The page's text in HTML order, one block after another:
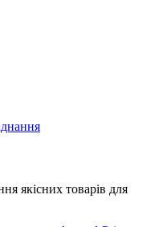
якісних товарів для